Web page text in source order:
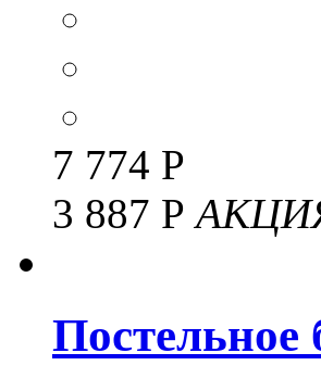
7 774 Р
3 887 Р
Постельное